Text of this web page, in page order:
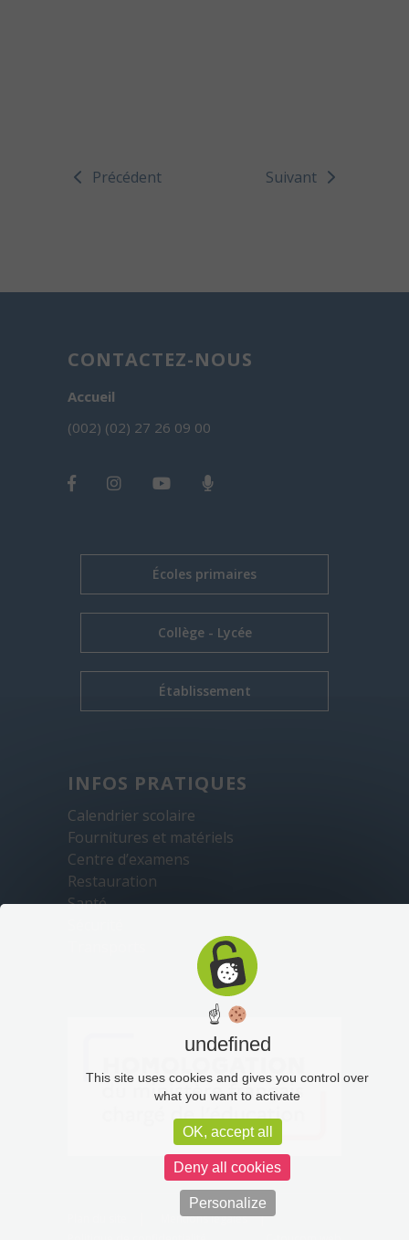
Précédent Suivant
CONTACTEZ-NOUS
Accueil
(002) (02) 27 26 09 00
Écoles primaires
Collège - Lycée
Établissement
INFOS PRATIQUES
Calendrier scolaire
Fournitures et matériels
Centre d’examens
Restauration
Santé
Mentions légales
☝
undefined
This site uses cookies and gives you control over
what you want to activate
OK, accept all
Deny all cookies
Personalize